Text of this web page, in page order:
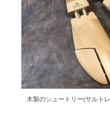
木製のシュートリー(サルト